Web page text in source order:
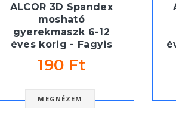
ALCOR 3D Spandex
mosható
gyerekmaszk 6-12
éves korig - Fagyis
190 Ft
MEGNÉZEM